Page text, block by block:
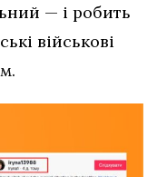
— і робить
військові